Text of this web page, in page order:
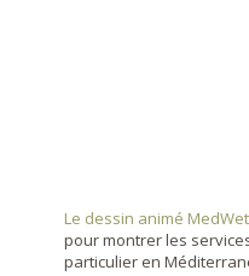
Le dessin animé MedWet
pour montrer les
particulier en